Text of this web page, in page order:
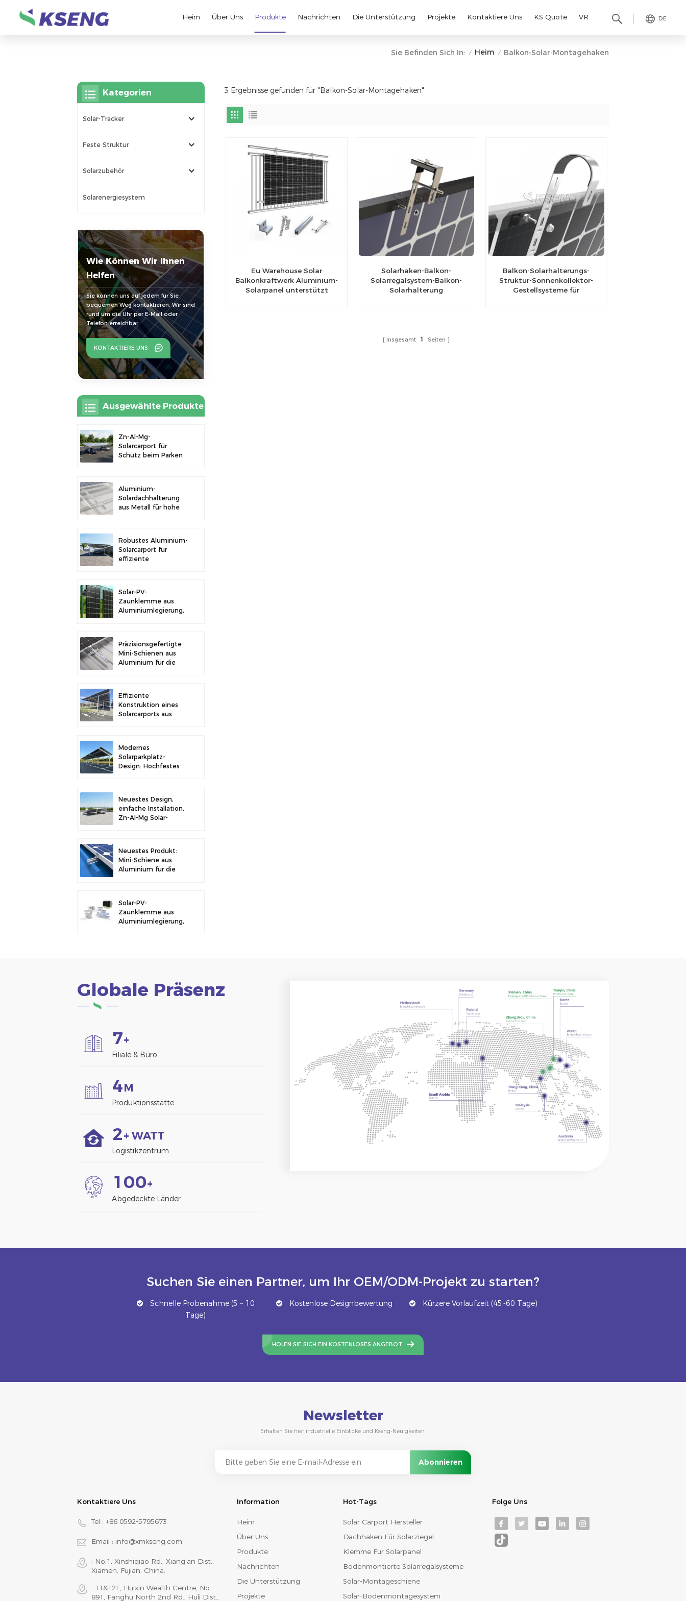
DE
Heim Über Uns Produkte Nachrichten Die Unterstützung Projekte Kontaktiere Uns KS Quote VR
Sie Befinden Sich In: / Heim / Balkon-Solar-Montagehaken
3 Ergebnisse gefunden für "Balkon-Solar-Montagehaken"
Eu Warehouse Solar
Balkonkraftwerk Aluminium-
Solarpanel unterstützt
Solarhaken-Balkon-
Solarregalsystem-Balkon-
Solarhalterung
Balkon-Solarhalterungs-
Struktur-Sonnenkollektor-
Gestellsysteme für
Insgesamt 1 Seiten
Kategorien
Solar-Tracker
Feste Struktur
Solarzubehör
Solarenergiesystem
Wie Können Wir Ihnen
Helfen
Sie können uns auf jedem für Sie
bequemen Weg kontaktieren. Wir sind
rund um die Uhr per E-Mail oder
Telefon erreichbar.
KONTAKTIERE UNS
Ausgewählte Produkte
Zn-Al-Mg-
Solarcarport für
Schutz beim Parken
Aluminium-
Solardachhalterung
aus Metall für hohe
Robustes Aluminium-
Solarcarport für
effiziente
Solar-PV-
Zaunklemme aus
Aluminiumlegierung,
Präzisionsgefertigte
Mini-Schienen aus
Aluminium für die
Effiziente
Konstruktion eines
Solarcarports aus
Modernes
Solarparkplatz-
Design: Hochfestes
Neuestes Design,
einfache Installation,
Zn-Al-Mg Solar-
Neuestes Produkt:
Mini-Schiene aus
Aluminium für die
Solar-PV-
Zaunklemme aus
Aluminiumlegierung,
Globale Präsenz
7+
Filiale & Büro
4M
Produktionsstätte
2+ WATT
Logistikzentrum
1 00+
Abgedeckte Länder
Suchen Sie einen Partner, um Ihr OEM/ODM-Projekt zu starten?
Schnelle Probenahme (5 ~ 10
Tage)
Kostenlose Designbewertung Kürzere Vorlaufzeit (45~60 Tage)
HOLEN SIE SICH EIN KOSTENLOSES ANGEBOT
Newsletter
Erhalten Sie hier industrielle Einblicke und Kseng-Neuigkeiten.
Kontaktiere Uns
Tel : +86 0592-5795673
Email : info@xmkseng.com
: No.1, Xinshiqiao Rd., Xiang‘an Dist.,
Xiamen, Fujian, China.
: 11&12F, Huixin Wealth Centre, No.
891, Fanghu North 2nd Rd., Huli Dist.,
Information
Heim
Über Uns
Produkte
Nachrichten
Die Unterstützung
Projekte
Hot-Tags
Solar Carport Hersteller
Dachhaken Für Solarziegel
Klemme Für Solarpanel
Bodenmontierte Solarregalsysteme
Solar-Montageschiene
Solar-Bodenmontagesystem
Folge Uns